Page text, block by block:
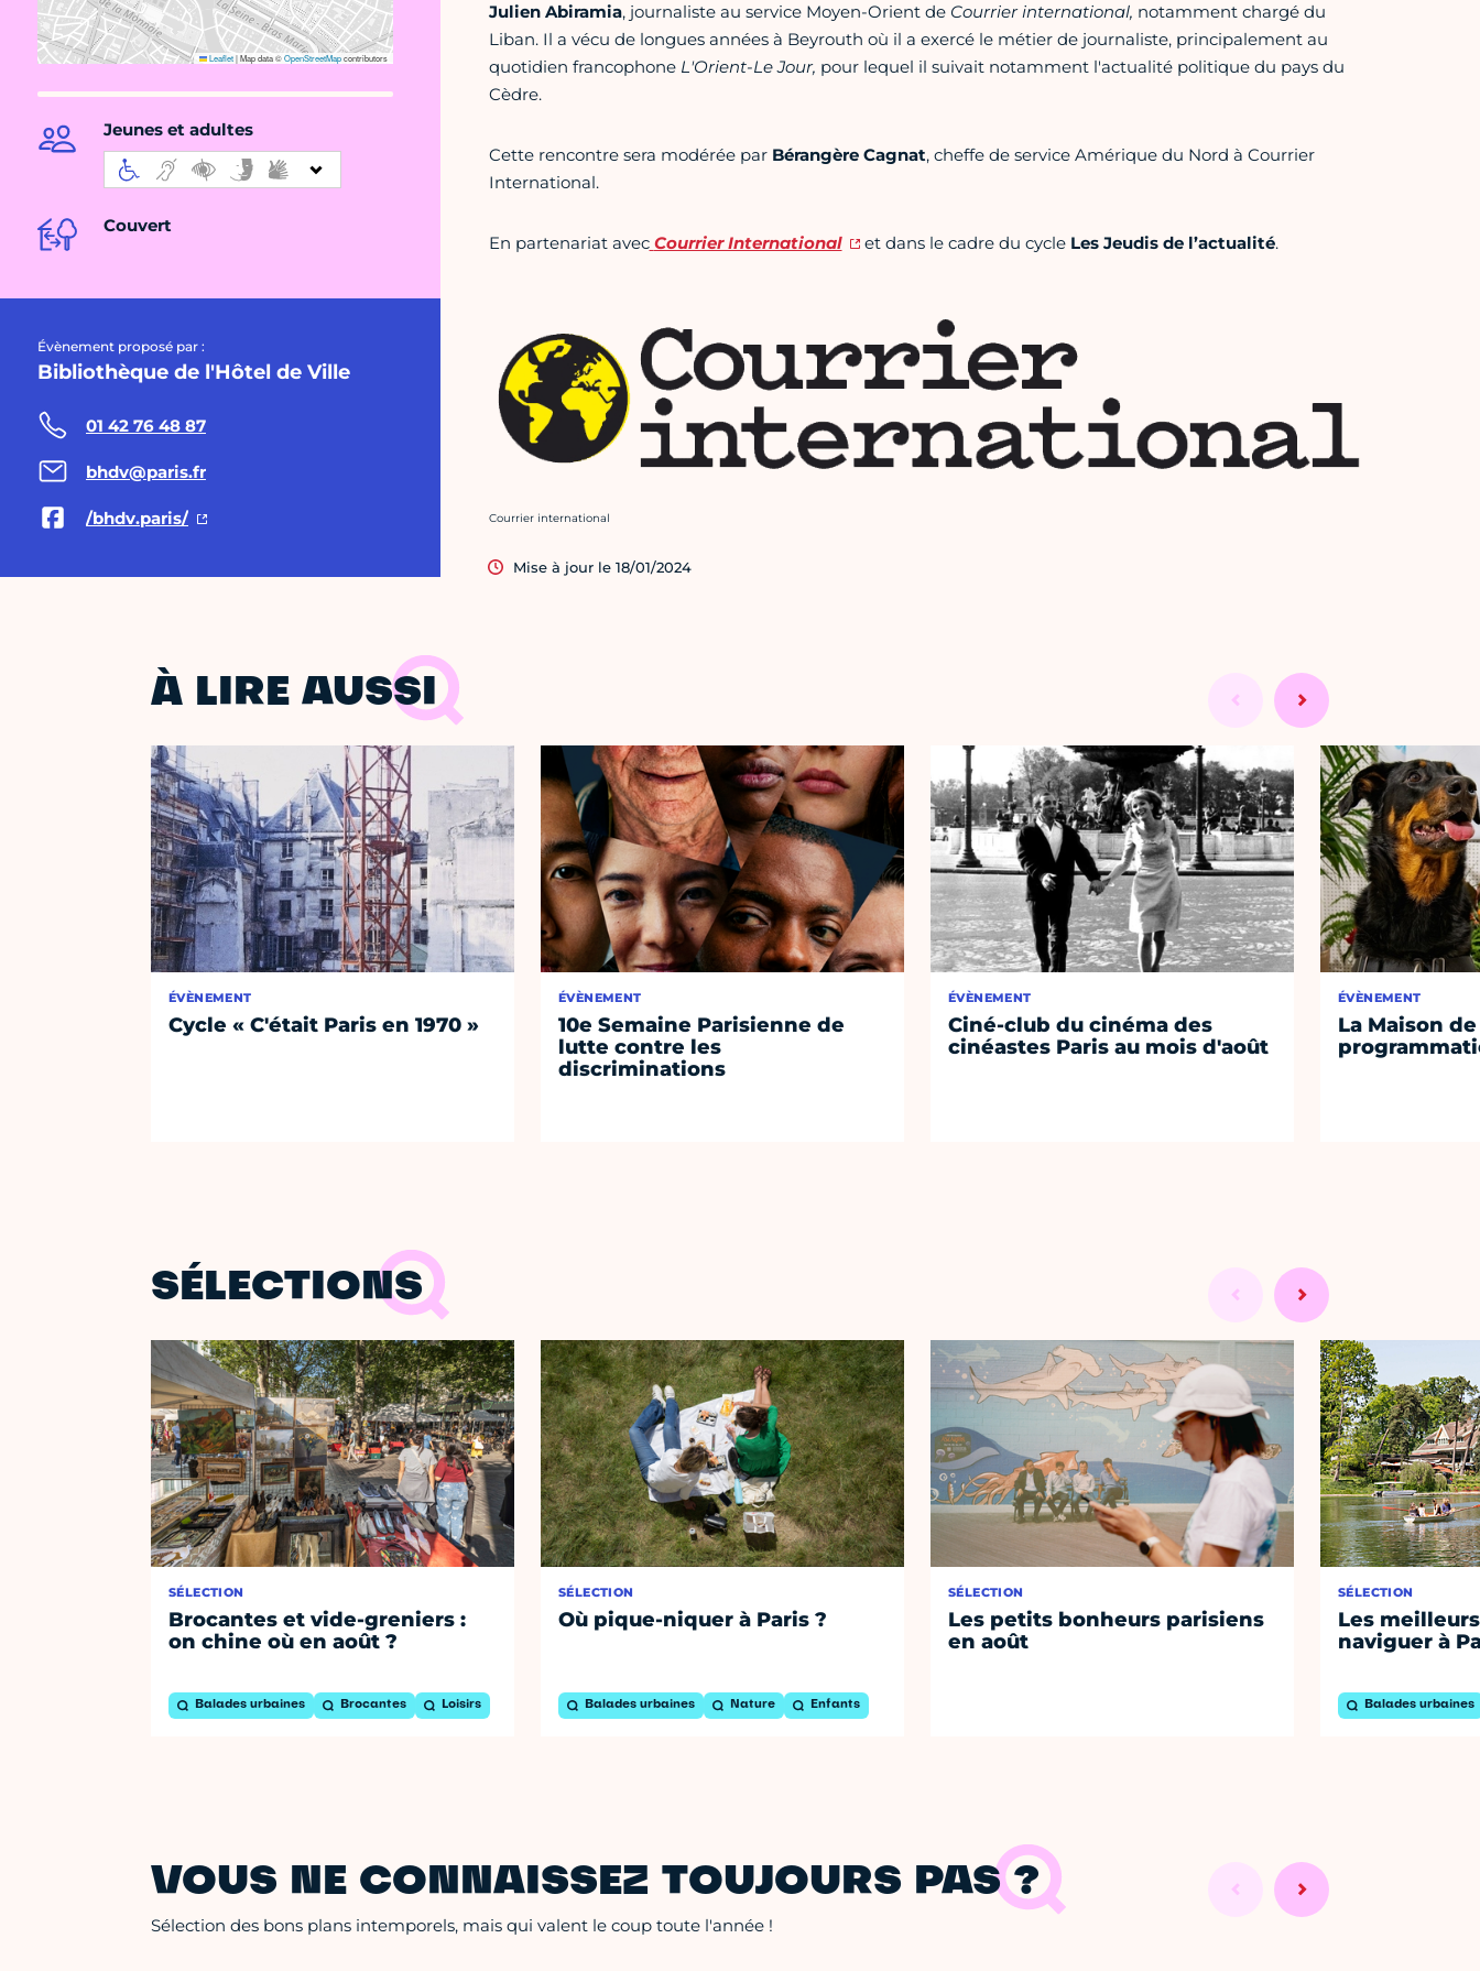
Leaflet|Map data ©OpenStreetMapcontributors
Jeunes et adultes
Couvert
Évènement proposé par :
Bibliothèque de l'Hôtel de Ville
01 42 76 48 87
bhdv@paris.fr
/bhdv.paris/
Julien Abiramia, journaliste au service Moyen-Orient de Courrier international, notamment chargé du
Liban. Il a vécu de longues années à Beyrouth où il a exercé le métier de journaliste, principalement au
quotidien francophone L'Orient-Le Jour, pour lequel il suivait notamment l'actualité politique du pays du
Cèdre.
Cette rencontre sera modérée par Bérangère Cagnat, cheffe de service Amérique du Nord à Courrier
International.
En partenariat avec Courrier International et dans le cadre du cycle Les Jeudis de l’actualité.
Crédit photo :
Courrier international
Mise à jour le 18/01/2024
À LIRE AUSSI
ÉVÈNEMENT
Cycle « C'était Paris en 1970 »
ÉVÈNEMENT
10e Semaine Parisienne de
lutte contre les
discriminations
ÉVÈNEMENT
Ciné-club du cinéma des
cinéastes Paris au mois d'août
ÉVÈNEMENT
La Maison
SÉLECTIONS
SÉLECTION
Brocantes et vide-greniers :
on chine où en août ?
Balades urbaines Brocantes Loisirs
SÉLECTION
Où pique-niquer à Paris ?
Balades urbaines Nature Enfants
SÉLECTION
Les petits bonheurs parisiens
en août
SÉLECTION
Les
naviguer à
Balades urbaines
VOUS NE CONNAISSEZ TOUJOURS PAS ?
Sélection des bons plans intemporels, mais qui valent le coup toute l'année !